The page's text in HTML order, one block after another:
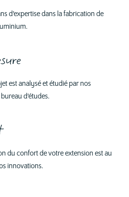
d’expertise dans la fabrication de
est analysé et étudié par nos
d’études.
du confort de votre extension est au
innovations.